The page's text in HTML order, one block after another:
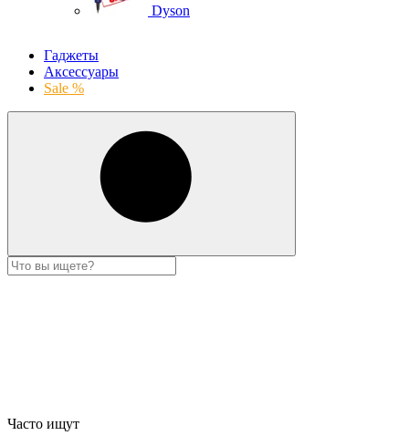
Dyson
Гаджеты
Аксессуары
Sale %
Часто ищут